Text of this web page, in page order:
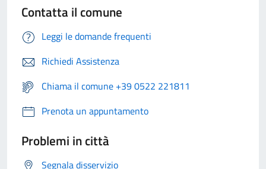
Contatta il comune
Leggi le domande frequenti
Richiedi Assistenza
Chiama il comune +39 0522 221811
Prenota un appuntamento
Problemi in città
Segnala disservizio